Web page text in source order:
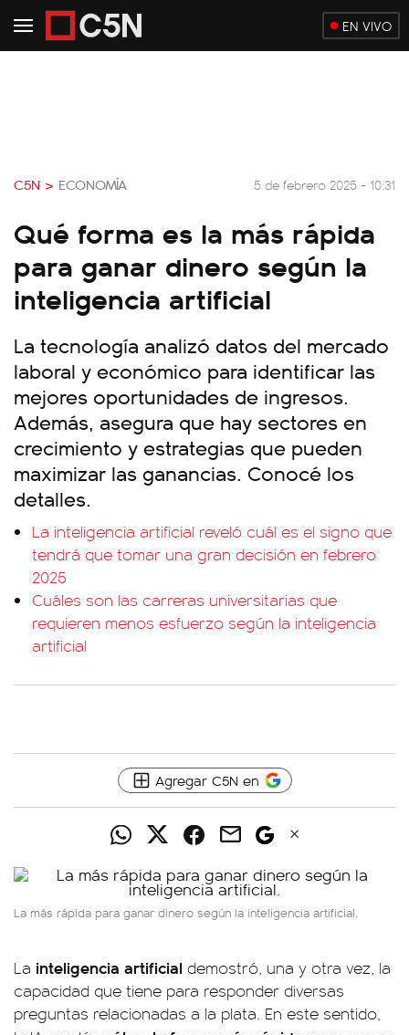
EN VIVO
C5N > ECONOMÍA 5 de febrero 2025 - 10:31
Qué forma es la más rápida
para ganar dinero según la
inteligencia artificial
La tecnología analizó datos del mercado
laboral y económico para identificar las
mejores oportunidades de ingresos.
Además, asegura que hay sectores en
crecimiento y estrategias que pueden
maximizar las ganancias. Conocé los
detalles.
La inteligencia artificial reveló cuál es el signo que
tendrá que tomar una gran decisión en febrero
2025
Cuáles son las carreras universitarias que
requieren menos esfuerzo según la inteligencia
artificial
Agregar C5N en
La más rápida para ganar dinero según la inteligencia artificial.
La inteligencia artificial demostró, una y otra vez, la
capacidad que tiene para responder diversas
preguntas relacionadas a la plata. En este sentido,